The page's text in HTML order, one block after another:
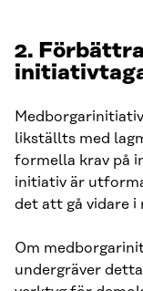
2.
likställts med
formella krav på
initiativ är
det att gå vidare i
Om
undergräver